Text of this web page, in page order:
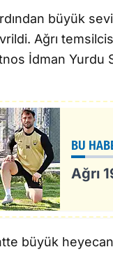
büyük
Ağrı
İdman Yurdu
BU
Ağrı
büyük